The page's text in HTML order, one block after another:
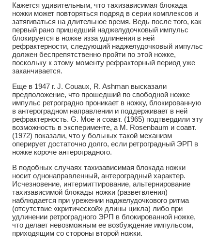
Кажется удивительным, что тахизависимая блокада
ножки может повторяться подряд в серии комплексов и
затягиваться на длительное время. Ведь после того, как
первый рано пришедший наджелудочковый импульс
блокируется в ножке изза удлинения в ней
рефрактерности, следующий наджелудочковый импульс
должен беспрепятственно пройти по этой ножке,
поскольку к этому моменту рефракторный период уже
заканчивается.
Еще в 1947 г. J. Couaux, R. Ashman высказали
предположение, что прошедший по свободной ножке
импульс ретроградно проникает в ножку, блокированную
в антероградном направлении и поддерживает в ней
рефрактерность. G. Мое и соавт. (1965) подтвердили эту
возможность в эксперименте, а М. Rosenbaum и соавт.
(1972) показали, что у больных такой механизм
оперирует достаточно долго, если ретроградный ЭРП в
ножке короче антероградного.
В подобных случаях тахизависимая блокада ножки
носит однонаправленный, антероградный характер.
Исчезновение, интермиттирование, альтернирование
тахизависимой блокады ножки (разветвления)
наблюдается при урежении наджелудочкового ритма
(отсутствие «критической» длины цикла) либо при
удлинении ретроградного ЭРП в блокированной ножке,
что делает невозможным ее возбуждение импульсом,
приходящим со стороны второй ножки.